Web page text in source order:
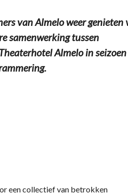
van Almelo weer genieten
samenwerking tussen
Almelo in seizoen
een collectief van betrokken